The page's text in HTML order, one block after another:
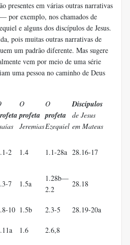
presentes em várias outras narrativas
por exemplo, nos chamados de
e alguns dos discípulos de Jesus.
pois muitas outras narrativas de
um padrão diferente. Mas sugere
vem por meio de uma série
uma pessoa no caminho de Deus
O
profeta
Jeremias
O
profeta
Ezequiel
Discípulos
de Jesus
em Mateus
2 1.4 1.1-28a 28.16-17
7 1.5a
1.28b—
2.2
28.18
10 1.5b 2.3-5 28.19-20a
1.6 2.6,8